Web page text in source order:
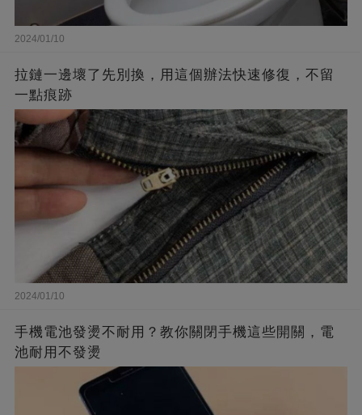
2024/01/10
拉鏈一邊壞了先別換，用這個辦法快速修復，不留
一點痕跡
2024/01/10
手機電池發燙不耐用？教你關閉手機這些開關，電
池耐用不發燙